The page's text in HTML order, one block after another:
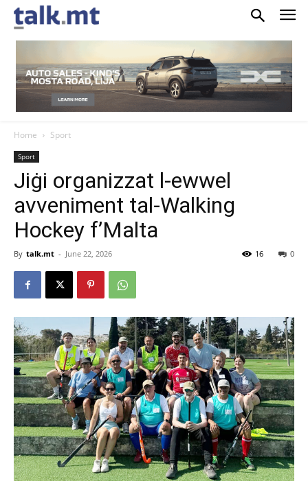
Home Sport
Sport
Jiġi organizzat l-ewwel
avveniment tal-Walking
Hockey f’Malta
By talk.mt - June 22, 2026 0
16